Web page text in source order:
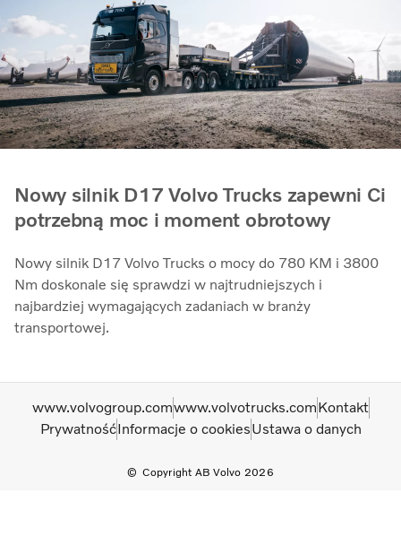
Nowy silnik D17 Volvo Trucks zapewni Ci
potrzebną moc i moment obrotowy
Nowy silnik D17 Volvo Trucks o mocy do 780 KM i 3800
Nm doskonale się sprawdzi w najtrudniejszych i
najbardziej wymagających zadaniach w branży
transportowej.
Copyright AB Volvo 2026
www.volvogroup.comwww.volvotrucks.comKontakt
PrywatnośćInformacje o cookiesUstawa o danych